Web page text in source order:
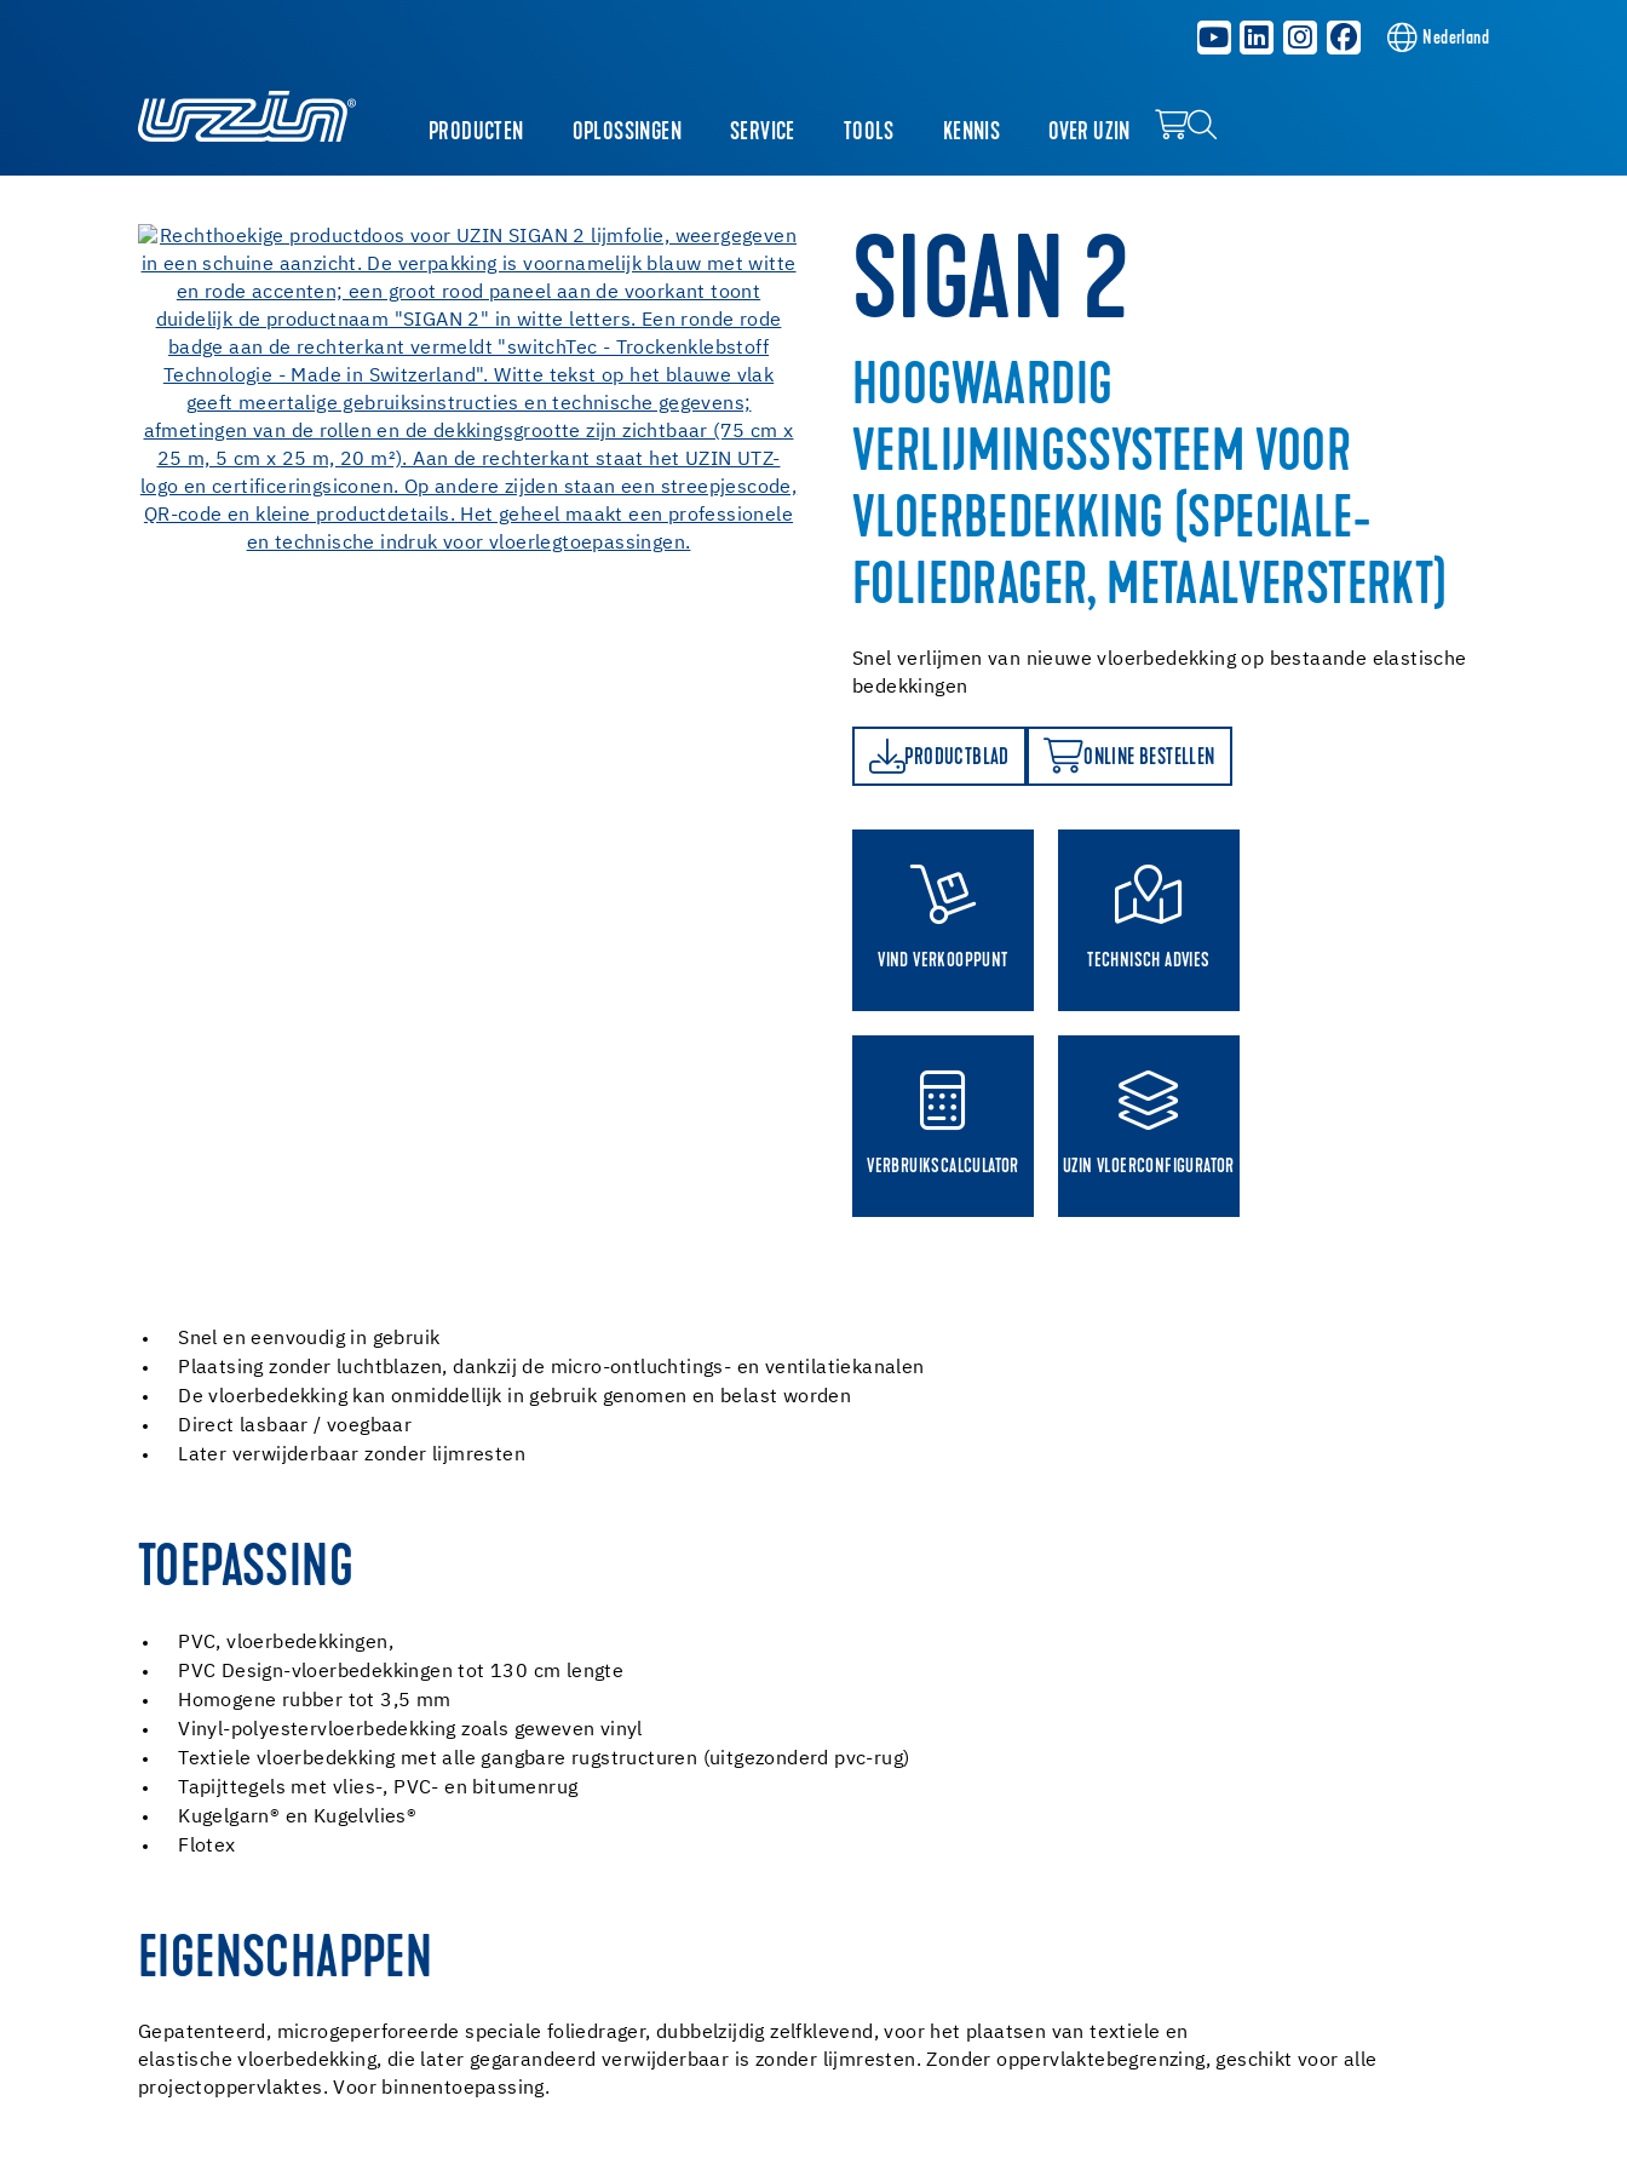
Nederland
PRODUCTEN OPLOSSINGEN SERVICE TOOLS KENNIS OVER UZIN
SIGAN 2
HOOGWAARDIG
VERLIJMINGSSYSTEEM VOOR
VLOERBEDEKKING (SPECIALE-
FOLIEDRAGER, METAALVERSTERKT)
Snel verlijmen van nieuwe vloerbedekking op bestaande elastische
bedekkingen
PRODUCTBLAD ONLINE BESTELLEN
ONLINE BESTELLEN
VIND VERKOOPPUNT TECHNISCH ADVIES
VERBRUIKSCALCULATOR UZIN VLOERCONFIGURATOR
Snel en eenvoudig in gebruik
Plaatsing zonder luchtblazen, dankzij de micro-ontluchtings- en ventilatiekanalen
De vloerbedekking kan onmiddellijk in gebruik genomen en belast worden
Direct lasbaar / voegbaar
Later verwijderbaar zonder lijmresten
TOEPASSING
PVC, vloerbedekkingen,
PVC Design-vloerbedekkingen tot 130 cm lengte
Homogene rubber tot 3,5 mm
Vinyl-polyestervloerbedekking zoals geweven vinyl
Textiele vloerbedekking met alle gangbare rugstructuren (uitgezonderd pvc-rug)
Tapijttegels met vlies-, PVC- en bitumenrug
Kugelgarn® en Kugelvlies®
Flotex
EIGENSCHAPPEN
Gepatenteerd, microgeperforeerde speciale foliedrager, dubbelzijdig zelfklevend, voor het plaatsen van textiele en
elastische vloerbedekking, die later gegarandeerd verwijderbaar is zonder lijmresten. Zonder oppervlaktebegrenzing, geschikt voor alle
projectoppervlaktes. Voor binnentoepassing.